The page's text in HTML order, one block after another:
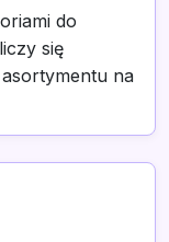
do
się
na